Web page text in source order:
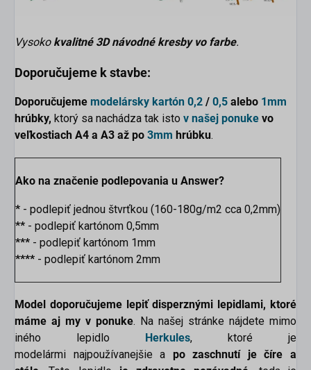
Vysoko kvalitné 3D návodné kresby vo farbe.
Doporučujeme k stavbe:
Doporučujeme modelársky kartón 0,2 / 0,5 alebo 1mm
hrúbky, ktorý sa nachádza tak isto v našej ponuke vo
veľkostiach A4 a A3 až po 3mm hrúbku.
Ako na značenie podlepovania u Answer?
* - podlepiť jednou štvrťkou (160-180g/m2 cca 0,2mm)
** - podlepiť kartónom 0,5mm
*** - podlepiť kartónom 1mm
**** - podlepiť kartónom 2mm
Model doporučujeme lepiť disperznými lepidlami, ktoré
máme aj my v ponuke. Na našej stránke nájdete mimo
iného lepidlo
Herkules, ktoré je
modelármi najpoužívanejšie a po zaschnutí je číre a